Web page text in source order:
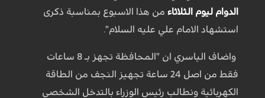
الدوام ليوم الثلاثاءمن هذا الاسبوع بمناسبة ذكرى
استشهاد الامام علي عليه السلام".
واضاف الياسري ان "المحافظة تجهز بـ 8 ساعات
فقط من اصل 24 ساعة تجهيز النجف من الطاقة
الكهربائية ونطالب رئيس الوزراء بالتدخل الشخصي